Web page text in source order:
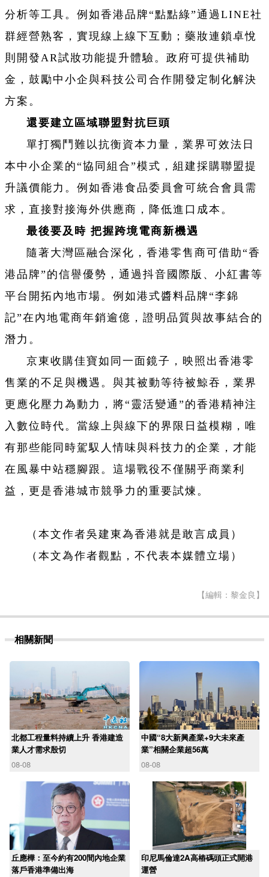
分析等工具。例如香港品牌“點點綠”通過LINE社
群經營熟客，實現線上線下互動；藥妝連鎖卓悅
則開發AR試妝功能提升體驗。政府可提供補助
金，鼓勵中小企與科技公司合作開發定制化解決
方案。
還要建立區域聯盟對抗巨頭
單打獨鬥難以抗衡資本力量，業界可效法日
本中小企業的“協同組合”模式，組建採購聯盟提
升議價能力。例如香港食品委員會可統合會員需
求，直接對接海外供應商，降低進口成本。
最後要及時 把握跨境電商新機遇
隨著大灣區融合深化，香港零售商可借助“香
港品牌”的信譽優勢，通過抖音國際版、小紅書等
平台開拓內地市場。例如港式醬料品牌“李錦
記”在內地電商年銷逾億，證明品質與故事結合的
潛力。
京東收購佳寶如同一面鏡子，映照出香港零
售業的不足與機遇。與其被動等待被鯨吞，業界
更應化壓力為動力，將“靈活變通”的香港精神注
入數位時代。當線上與線下的界限日益模糊，唯
有那些能同時駕馭人情味與科技力的企業，才能
在風暴中站穩腳跟。這場戰役不僅關乎商業利
益，更是香港城市競爭力的重要試煉。
（本文作者吳建東為香港就是敢言成員）
（本文為作者觀點，不代表本媒體立場）
【編輯：黎金良】
相關新聞
北都工程量料持續上升 香港建造
業人才需求殷切
08-08
中國“8大新興產業+9大未來產
業”相關企業超56萬
08-08
丘應樺：至今約有200間內地企業
落戶香港準備出海
印尼馬倫達2A高樁碼頭正式開港
運營